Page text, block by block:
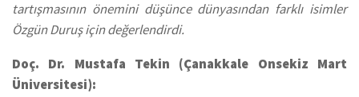
tartışmasının önemini düşünce dünyasından farklı isimler
Özgün Duruş için değerlendirdi.
Doç. Dr. Mustafa Tekin (Çanakkale Onsekiz Mart
Üniversitesi):